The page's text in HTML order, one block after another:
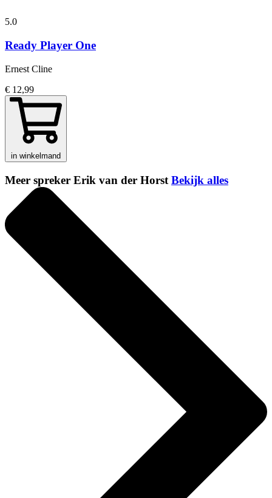
5.0
Ready Player One
Ernest Cline
€ 12,99
in winkelmand
Meer spreker Erik van der Horst Bekijk alles